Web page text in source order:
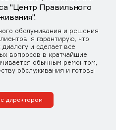
"Центр Правильного
обслуживания и решения
я гарантирую, что
и сделает все
вопросов в кратчайшие
обычным ремонтом,
обслуживания и готовы
директором